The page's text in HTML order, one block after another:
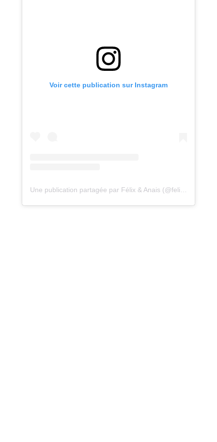
Voir cette publication sur Instagram